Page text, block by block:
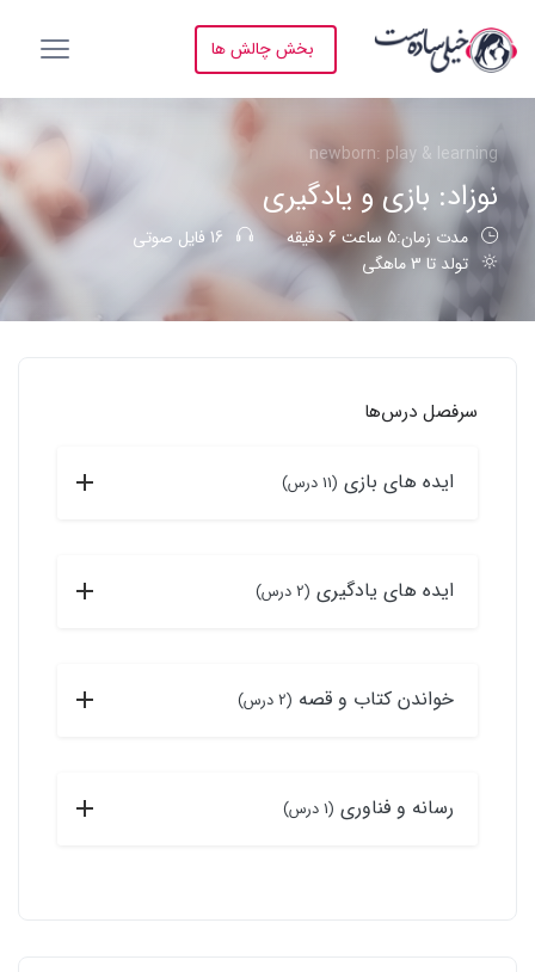
بخش چالش ها
newborn: play & learning
نوزاد: بازی و یادگیری
مدت زمان:5 ساعت 6 دقیقه
تولد تا 3 ماهگی
سرفصل درس‌ها
ایده های بازی (11 درس)
ایده های یادگیری (2 درس)
خواندن کتاب و قصه (2 درس)
رسانه و فناوری (1 درس)